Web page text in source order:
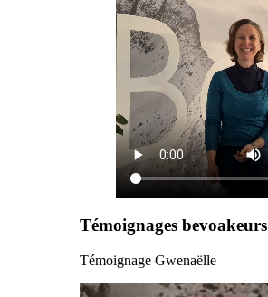
Témoignages bevoakeurs
Témoignage Gwenaëlle